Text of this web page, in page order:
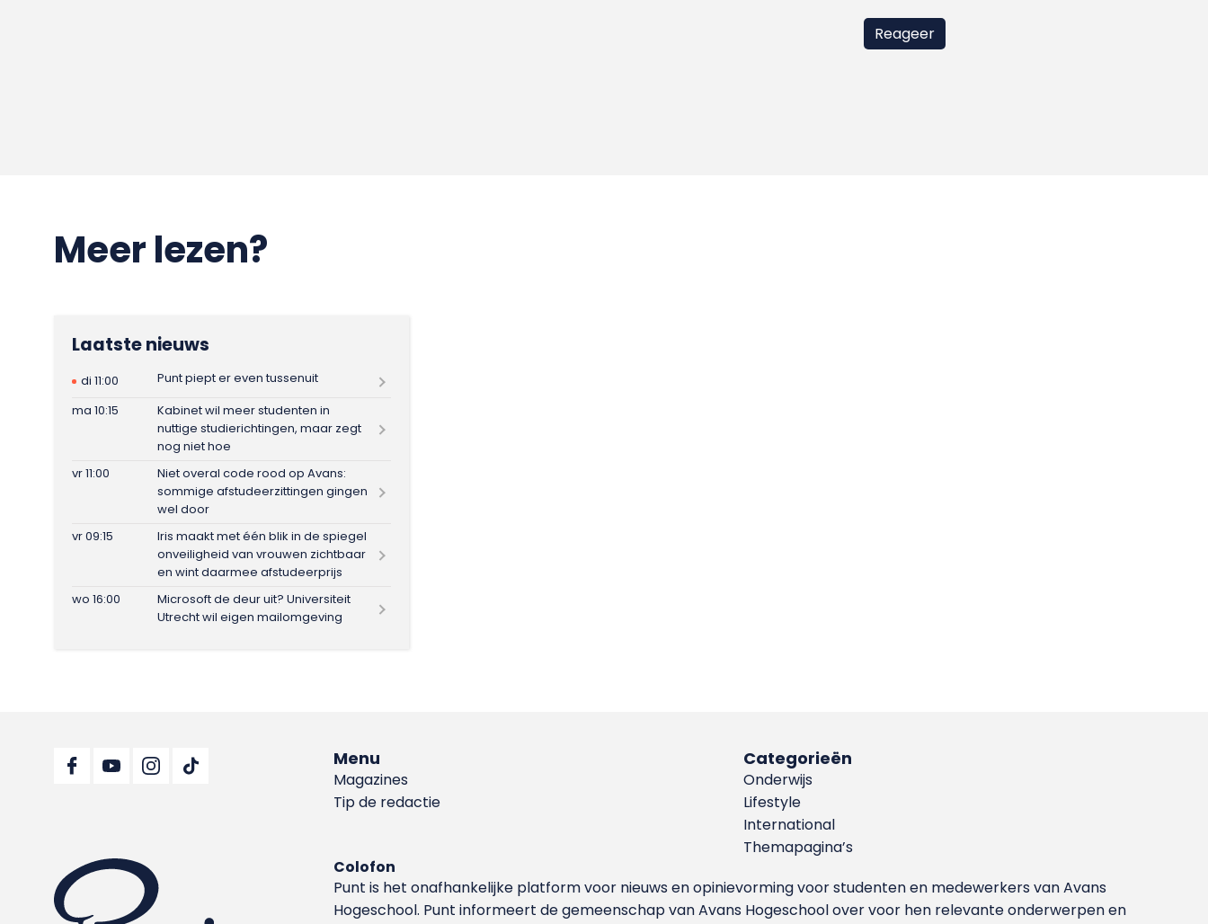
Meer lezen?
Laatste nieuws
di 11:00
Punt piept er even tussenuit
ma 10:15
Kabinet wil meer studenten in
nuttige studierichtingen, maar zegt
nog niet hoe
vr 11:00
Niet overal code rood op Avans:
sommige afstudeerzittingen gingen
wel door
vr 09:15
Iris maakt met één blik in de spiegel
onveiligheid van vrouwen zichtbaar
en wint daarmee afstudeerprijs
wo 16:00
Microsoft de deur uit? Universiteit
Utrecht wil eigen mailomgeving
Menu
Magazines
Tip de redactie
Categorieën
Onderwijs
Lifestyle
International
Themapagina’s
Colofon
Punt is het onafhankelijke platform voor nieuws en opinievorming voor studenten en medewerkers van Avans
Hoge­school. Punt informeert de gemeenschap van Avans Hogeschool over voor hen relevante onderwerpen en